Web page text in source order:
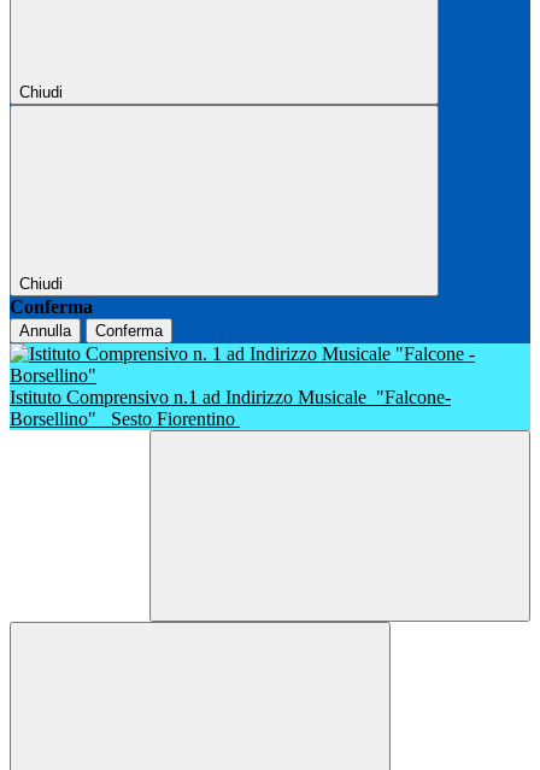
Chiudi
Chiudi
Conferma
Annulla Conferma
Istituto Comprensivo n.1 ad Indirizzo Musicale "Falcone-
Borsellino"
Sesto Fiorentino